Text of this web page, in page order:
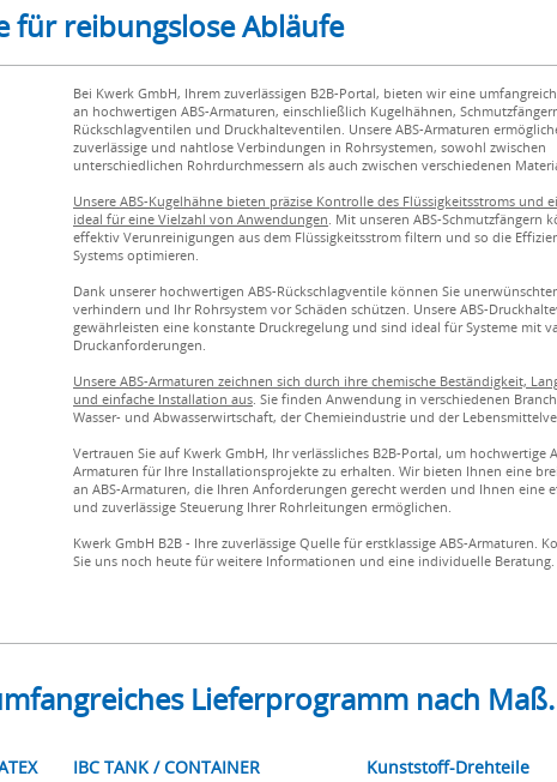
für reibungslose Abläufe
Bei Kwerk GmbH, Ihrem zuverlässigen B2B-Portal, bieten wir eine
an hochwertigen ABS-Armaturen, einschließlich Kugelhähnen,
Rückschlagventilen und Druckhalteventilen. Unsere ABS-Armaturen
zuverlässige und nahtlose Verbindungen in Rohrsystemen, sowohl zwischen
unterschiedlichen Rohrdurchmessern als auch zwischen verschiedenen
Unsere ABS-Kugelhähne bieten präzise Kontrolle des Flüssigkeitsstroms und
ideal für eine Vielzahl von Anwendungen. Mit unseren ABS-Schmutzfängern
effektiv Verunreinigungen aus dem Flüssigkeitsstrom filtern und so die
Systems optimieren.
Dank unserer hochwertigen ABS-Rückschlagventile können Sie
verhindern und Ihr Rohrsystem vor Schäden schützen. Unsere ABS-
gewährleisten eine konstante Druckregelung und sind ideal für Systeme mit
Druckanforderungen.
Unsere ABS-Armaturen zeichnen sich durch ihre chemische Beständigkeit,
und einfache Installation aus. Sie finden Anwendung in verschiedenen
Wasser- und Abwasserwirtschaft, der Chemieindustrie und der
Vertrauen Sie auf Kwerk GmbH, Ihr verlässliches B2B-Portal, um hochwertige
Armaturen für Ihre Installationsprojekte zu erhalten. Wir bieten Ihnen eine
an ABS-Armaturen, die Ihren Anforderungen gerecht werden und Ihnen eine
und zuverlässige Steuerung Ihrer Rohrleitungen ermöglichen.
Kwerk GmbH B2B - Ihre zuverlässige Quelle für erstklassige ABS-Armaturen.
Sie uns noch heute für weitere Informationen und eine individuelle Beratung.
Lieferprogramm nach Maß.
IBC TANK / CONTAINER Kunststoff-Drehteile